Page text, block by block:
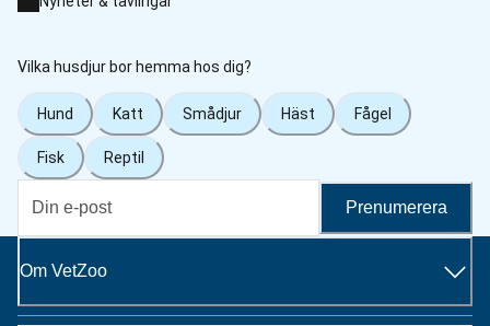
Vilka husdjur bor hemma hos dig?
Hund Katt Smådjur Häst Fågel
Fisk Reptil
Prenumerera
Om VetZoo